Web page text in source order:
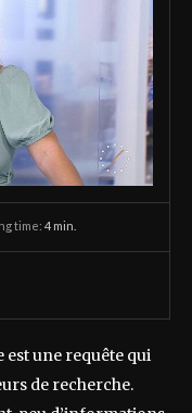
time: 4 min.
est une requête qui
de recherche.